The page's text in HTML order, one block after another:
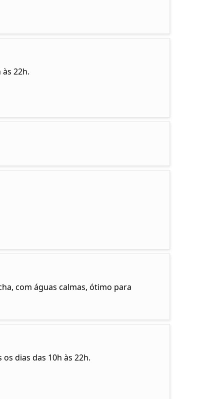
22h.
com águas calmas, ótimo para
dias das 10h às 22h.